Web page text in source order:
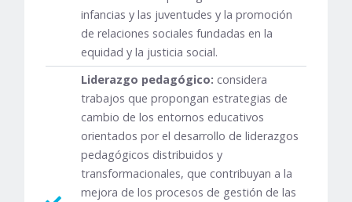
infancias y las juventudes y la promoción
de relaciones sociales fundadas en la
equidad y la justicia social.
Liderazgo pedagógico: considera
trabajos que propongan estrategias de
cambio de los entornos educativos
orientados por el desarrollo de liderazgos
pedagógicos distribuidos y
transformacionales, que contribuyan a la
mejora de los procesos de gestión de las